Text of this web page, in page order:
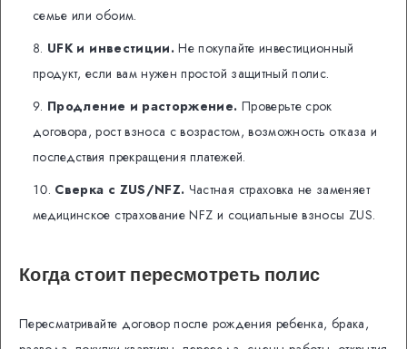
семье или обоим.
UFK и инвестиции. Не покупайте инвестиционный
продукт, если вам нужен простой защитный полис.
Продление и расторжение. Проверьте срок
договора, рост взноса с возрастом, возможность отказа и
последствия прекращения платежей.
Сверка с ZUS/NFZ. Частная страховка не заменяет
медицинское страхование NFZ и социальные взносы ZUS.
Когда стоит пересмотреть полис
Пересматривайте договор после рождения ребенка, брака,